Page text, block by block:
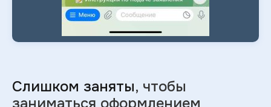
Слишком заняты, чтобы
заниматься оформлением